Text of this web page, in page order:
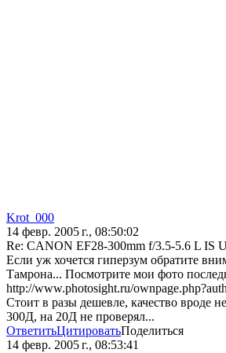
Krot_000
14 февр. 2005 г., 08:50:02
Re: CANON EF28-300mm f/3.5-5.6 L IS
Если уж хочется гиперзум обратите
Тамрона... Посмотрите мои фото
http://www.photosight.ru/
Стоит в разы дешевле, качество вроде
300Д, на 20Д не проверял...
ОтветитьЦитироватьПоделиться
14 февр. 2005 г., 08:53:41